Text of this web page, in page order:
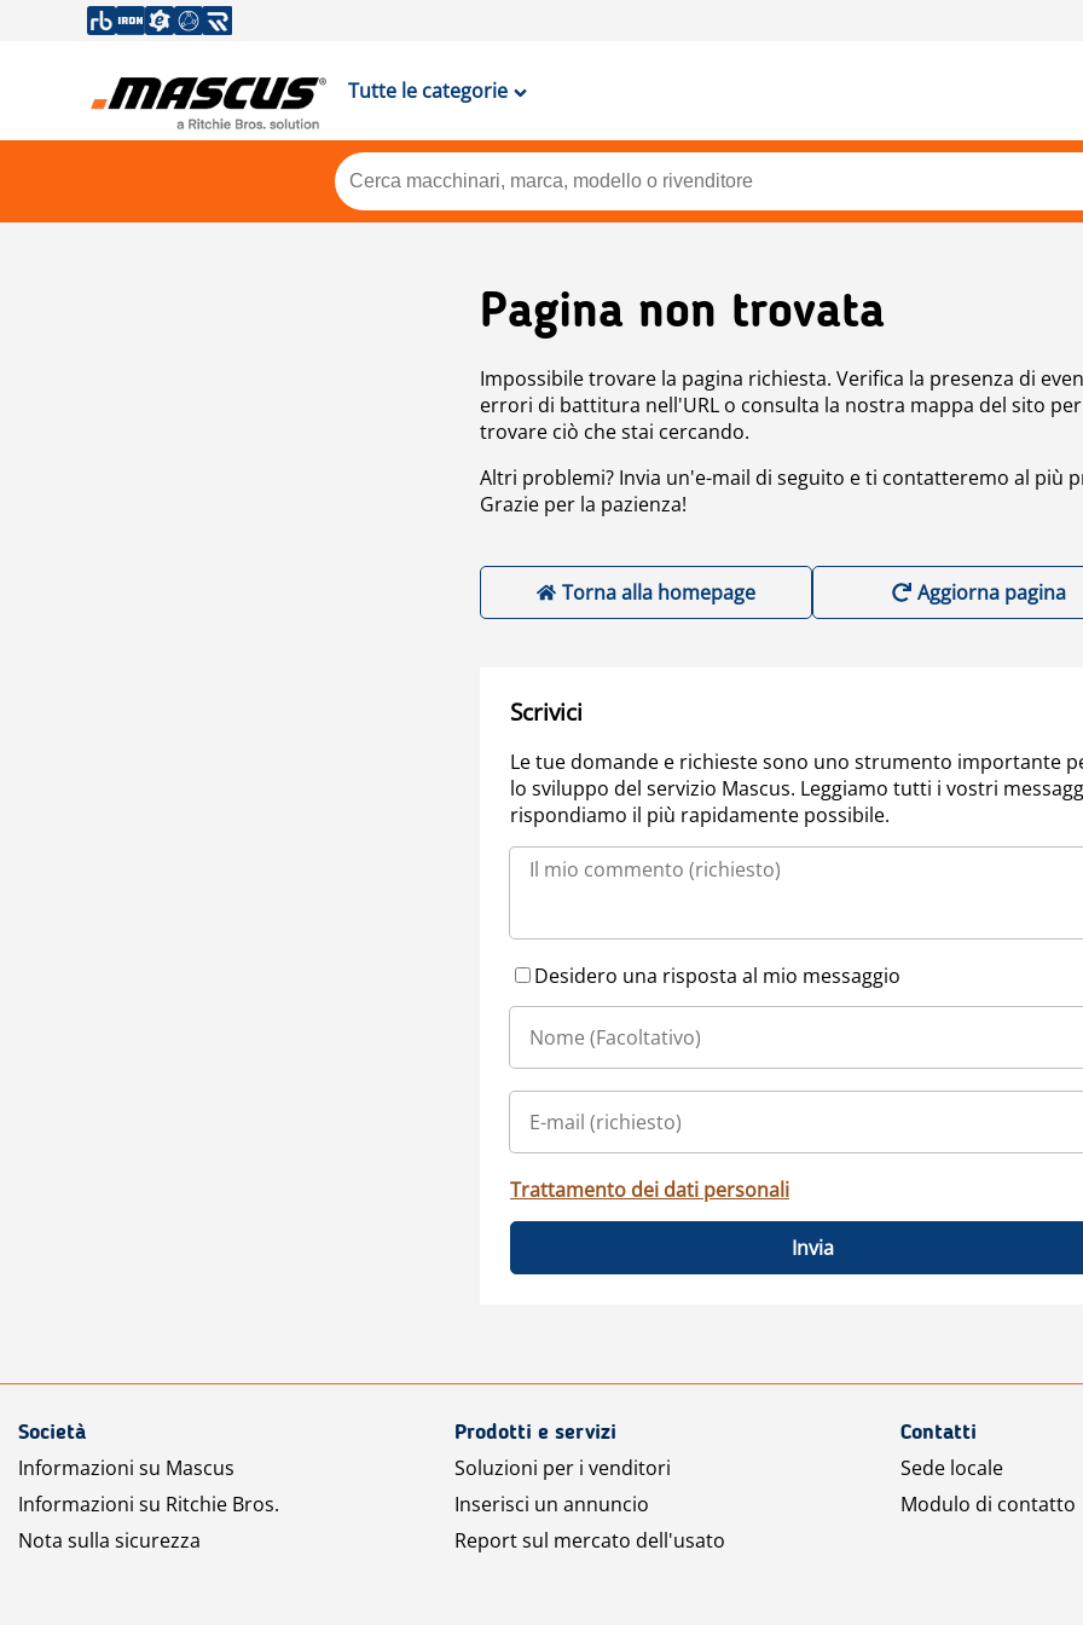
Tutte le categorie
Pagina non trovata
Impossibile trovare la pagina richiesta. Verifica la presenza di
errori di battitura nell'URL o consulta la nostra mappa del sito per
trovare ciò che stai cercando.
Altri problemi? Invia un'e-mail di seguito e ti contatteremo al più
Grazie per la pazienza!
Torna alla homepage Aggiorna pagina
Scrivici
Le tue domande e richieste sono uno strumento importante
lo sviluppo del servizio Mascus. Leggiamo tutti i vostri
rispondiamo il più rapidamente possibile.
Desidero una risposta al mio messaggio
Trattamento dei dati personali
Invia
Società
Informazioni su Mascus
Informazioni su Ritchie Bros.
Nota sulla sicurezza
Prodotti e servizi
Soluzioni per i venditori
Inserisci un annuncio
Report sul mercato dell'usato
Contatti
Sede locale
Modulo di contatto